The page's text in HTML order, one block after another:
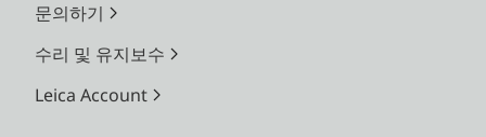
문의하기
수리 및 유지보수
Leica Account